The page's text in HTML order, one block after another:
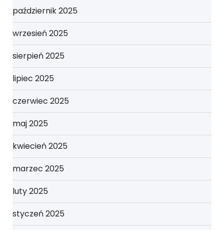
październik 2025
wrzesień 2025
sierpień 2025
lipiec 2025
czerwiec 2025
maj 2025
kwiecień 2025
marzec 2025
luty 2025
styczeń 2025